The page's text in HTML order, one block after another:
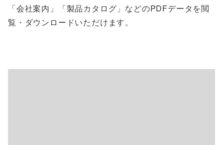
「会社案内」「製品カタログ」などのPDFデータを閲
覧・ダウンロードいただけます。